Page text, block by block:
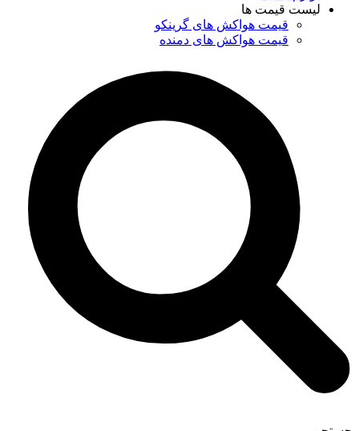
لیست قیمت ها
قیمت هواکش های گرینکو
قیمت هواکش های دمنده